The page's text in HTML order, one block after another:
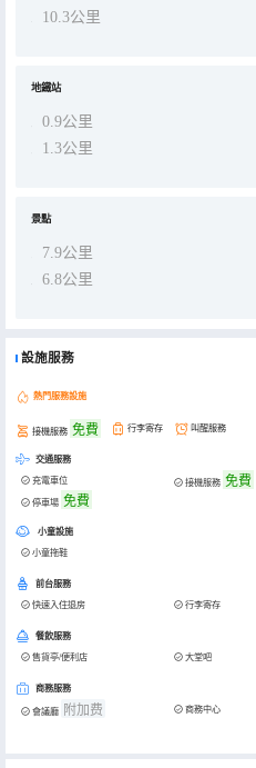
10.3公里
地鐵站
0.9公里
1.3公里
景點
7.9公里
6.8公里
設施服務
熱門服務設施
接機服務 免費 行李寄存 叫醒服務
交通服務
充電車位 接機服務 免費
停車場 免費
小童設施
小童拖鞋
前台服務
快速入住退房 行李寄存
餐飲服務
售貨亭/便利店 大堂吧
商務服務
會議廳 附加费 商務中心